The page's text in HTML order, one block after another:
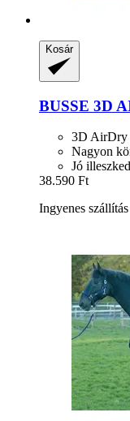
Kosár
BUSSE 3D
3D AirDry
Nagyon
Jó
38.590 Ft
Ingyenes